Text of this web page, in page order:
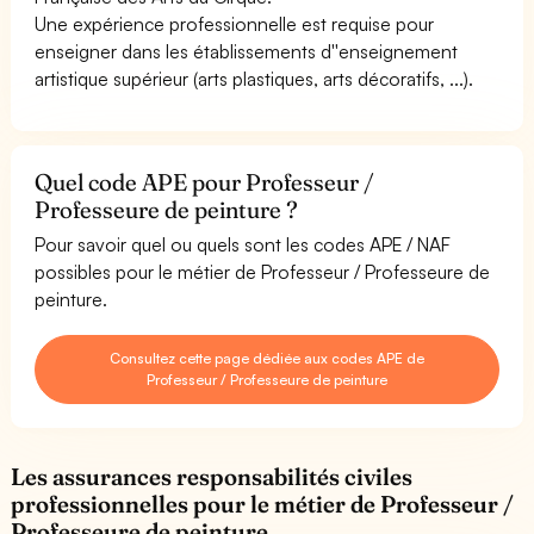
Une expérience professionnelle est requise pour
enseigner dans les établissements d''enseignement
artistique supérieur (arts plastiques, arts décoratifs, ...).
Quel code APE pour Professeur /
Professeure de peinture ?
Pour savoir quel ou quels sont les codes APE / NAF
possibles pour le métier de Professeur / Professeure de
peinture.
Consultez cette page dédiée aux codes APE de
Professeur / Professeure de peinture
Les assurances responsabilités civiles
professionnelles pour le métier de Professeur /